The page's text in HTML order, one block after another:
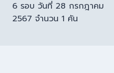
6 รอบ วันที่ 28 กรกฎาคม
2567 จำนวน 1 คัน